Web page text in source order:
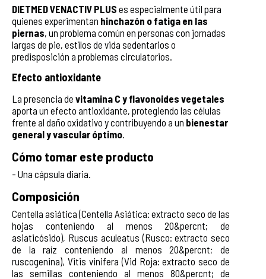
DIETMED VENACTIV PLUS es especialmente útil para
quienes experimentan hinchazón o fatiga en las
piernas, un problema común en personas con jornadas
largas de pie, estilos de vida sedentarios o
predisposición a problemas circulatorios.
Efecto antioxidante
La presencia de vitamina C y flavonoides vegetales
aporta un efecto antioxidante, protegiendo las células
frente al daño oxidativo y contribuyendo a un bienestar
general y vascular óptimo.
Cómo tomar este producto
- Una cápsula diaria.
Composición
Centella asiática (Centella Asiática: extracto seco de las
hojas conteniendo al menos 20&percnt; de
asiaticósido), Ruscus aculeatus (Rusco: extracto seco
de la raíz conteniendo al menos 20&percnt; de
ruscogenina), Vitis vinifera (Vid Roja: extracto seco de
las semillas conteniendo al menos 80&percnt; de